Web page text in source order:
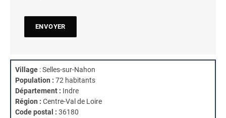
Village : Selles-sur-Nahon
Population : 72 habitants
Département : Indre
Région : Centre-Val de Loire
Code postal : 36180